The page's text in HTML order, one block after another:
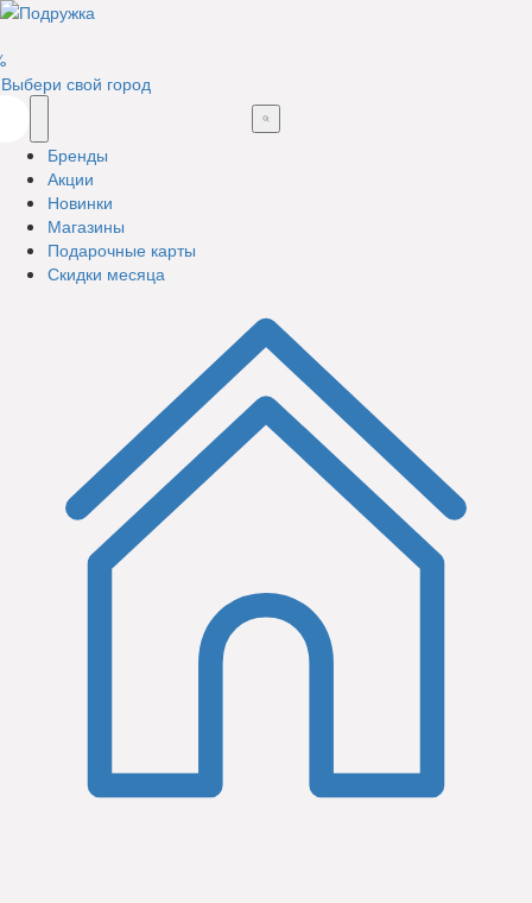
Выбери свой город
Бренды
Акции
Новинки
Магазины
Подарочные карты
Скидки месяца